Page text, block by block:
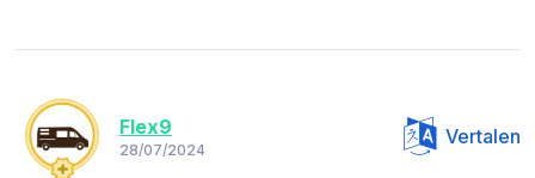
Flex9
28/07/2024
Vertalen